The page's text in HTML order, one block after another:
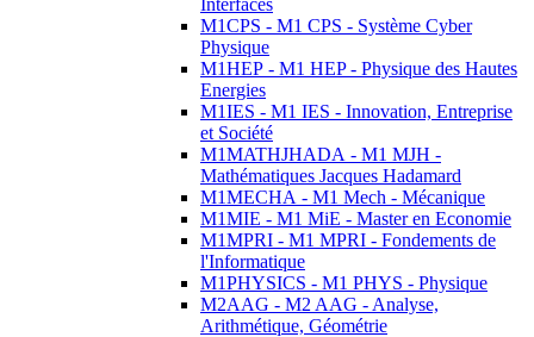
Interfaces
M1CPS - M1 CPS - Système Cyber
Physique
M1HEP - M1 HEP - Physique des Hautes
Energies
M1IES - M1 IES - Innovation, Entreprise
et Société
M1MATHJHADA - M1 MJH -
Mathématiques Jacques Hadamard
M1MECHA - M1 Mech - Mécanique
M1MIE - M1 MiE - Master en Economie
M1MPRI - M1 MPRI - Fondements de
l'Informatique
M1PHYSICS - M1 PHYS - Physique
M2AAG - M2 AAG - Analyse,
Arithmétique, Géométrie